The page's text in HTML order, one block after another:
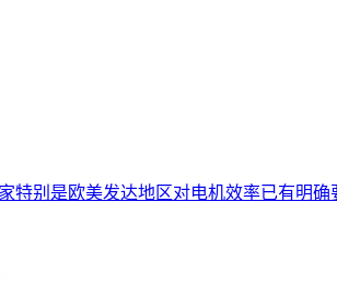
特别是欧美发达地区对电机效率已有明